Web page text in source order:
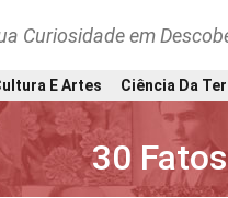
Curiosidade em
E Artes Ciência Da
30